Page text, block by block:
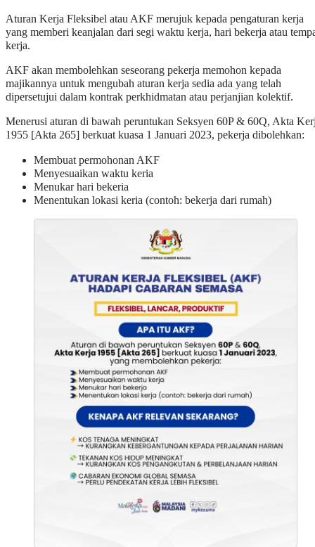
Aturan Kerja Fleksibel atau AKF merujuk kepada pengaturan kerja
yang memberi keanjalan dari segi waktu kerja, hari bekerja atau
kerja.
AKF akan membolehkan seseorang pekerja memohon kepada
majikannya untuk mengubah aturan kerja sedia ada yang telah
dipersetujui dalam kontrak perkhidmatan atau perjanjian kolektif.
Menerusi aturan di bawah peruntukan Seksyen 60P & 60Q, Akta
1955 [Akta 265] berkuat kuasa 1 Januari 2023, pekerja dibolehkan:
Membuat permohonan AKF
Menyesuaikan waktu keria
Menukar hari bekeria
Menentukan lokasi keria (contoh: bekerja dari rumah)